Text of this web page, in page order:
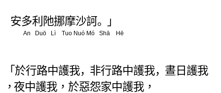
安 多 利 阤 挪 摩 沙 訶 。」
An Duō Lì Tuo Nuó Mó Shā Hē
「 於 行 路 中 護 我 ，非 行 路 中 護 我 ， 晝 日 護 我
，夜 中 護 我 ， 於 惡 怨 家 中 護 我 ，